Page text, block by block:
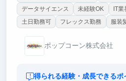
データサイエンス
未経験OK IT業
土日勤務可
フレックス勤務 服装
ポップコーン株式会社
得られる経験・成長できるポ